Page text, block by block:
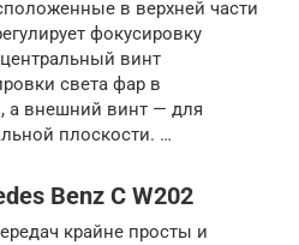
в верхней части
фокусировку
винт
света фар в
а внешний винт — для
плоскости. …
Benz C W202
крайне просты и